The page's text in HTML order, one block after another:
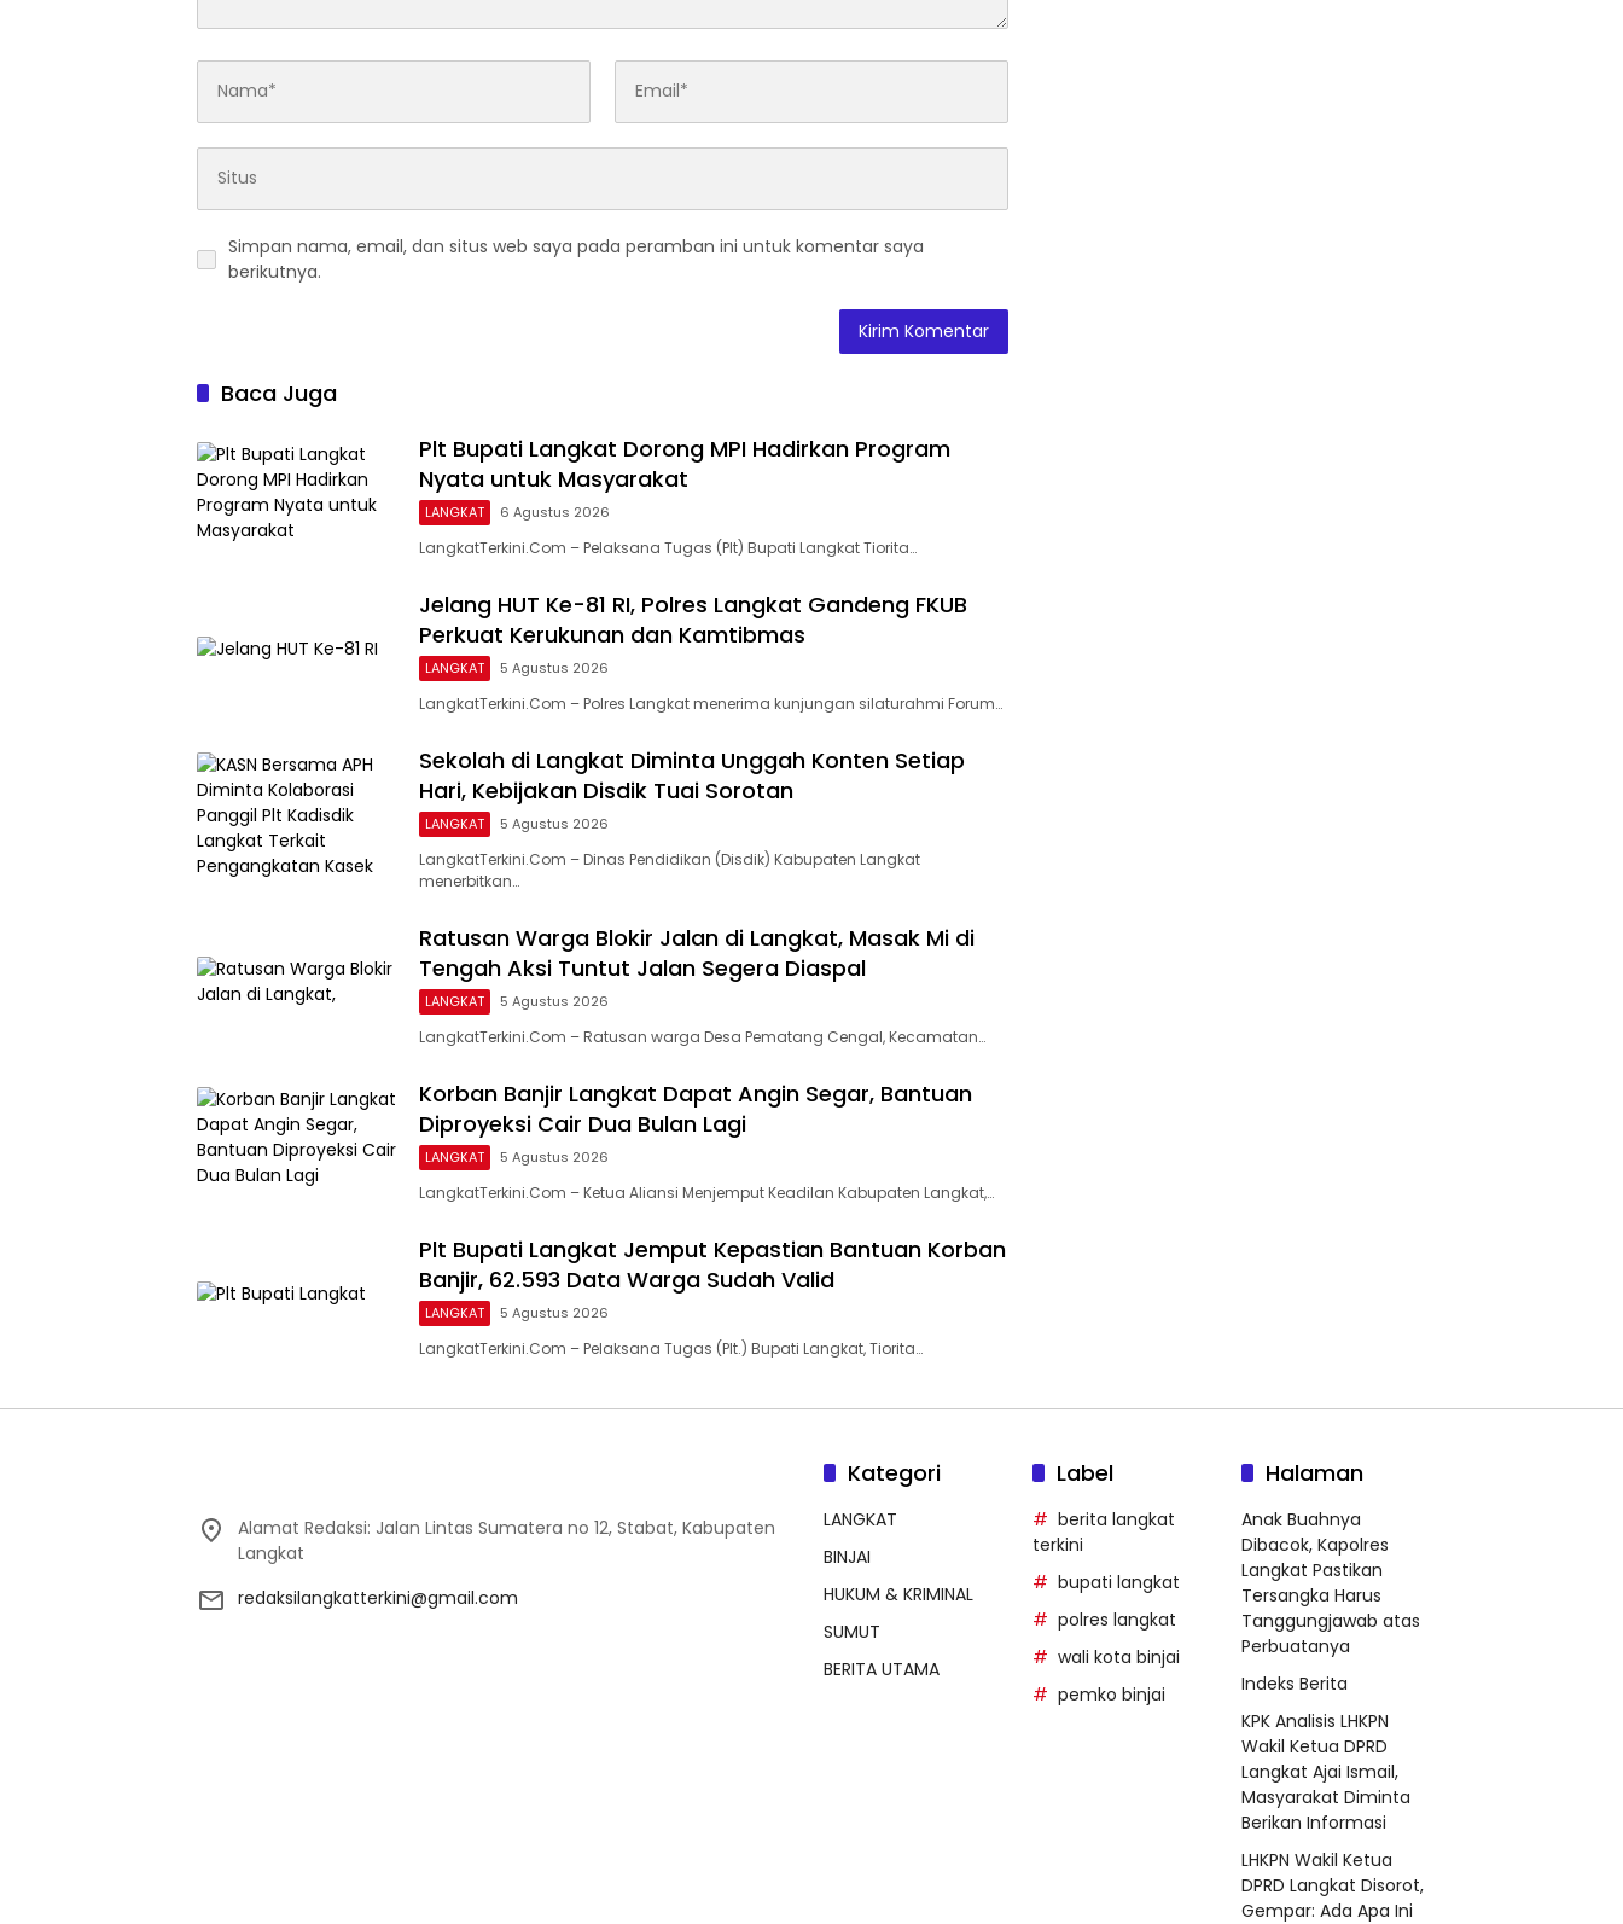
Simpan nama, email, dan situs web saya pada peramban ini untuk komentar saya
berikutnya.
Baca Juga
Plt Bupati Langkat Dorong MPI Hadirkan Program
Nyata untuk Masyarakat
LANGKAT 6 Agustus 2026
LangkatTerkini.Com – Pelaksana Tugas (Plt) Bupati Langkat Tiorita…
Jelang HUT Ke-81 RI, Polres Langkat Gandeng FKUB
Perkuat Kerukunan dan Kamtibmas
LANGKAT 5 Agustus 2026
LangkatTerkini.Com – Polres Langkat menerima kunjungan silaturahmi Forum…
Sekolah di Langkat Diminta Unggah Konten Setiap
Hari, Kebijakan Disdik Tuai Sorotan
LANGKAT 5 Agustus 2026
LangkatTerkini.Com – Dinas Pendidikan (Disdik) Kabupaten Langkat
menerbitkan…
Ratusan Warga Blokir Jalan di Langkat, Masak Mi di
Tengah Aksi Tuntut Jalan Segera Diaspal
LANGKAT 5 Agustus 2026
LangkatTerkini.Com – Ratusan warga Desa Pematang Cengal, Kecamatan…
Korban Banjir Langkat Dapat Angin Segar, Bantuan
Diproyeksi Cair Dua Bulan Lagi
LANGKAT 5 Agustus 2026
LangkatTerkini.Com – Ketua Aliansi Menjemput Keadilan Kabupaten Langkat,…
Plt Bupati Langkat Jemput Kepastian Bantuan Korban
Banjir, 62.593 Data Warga Sudah Valid
LANGKAT 5 Agustus 2026
LangkatTerkini.Com – Pelaksana Tugas (Plt.) Bupati Langkat, Tiorita…
Alamat Redaksi: Jalan Lintas Sumatera no 12, Stabat, Kabupaten
Langkat
redaksilangkatterkini@gmail.com
Kategori
LANGKAT
BINJAI
HUKUM & KRIMINAL
SUMUT
BERITA UTAMA
Label
berita langkat
terkini
bupati langkat
polres langkat
wali kota binjai
pemko binjai
Halaman
Anak Buahnya
Dibacok, Kapolres
Langkat Pastikan
Tersangka Harus
Tanggungjawab atas
Perbuatanya
Indeks Berita
KPK Analisis LHKPN
Wakil Ketua DPRD
Langkat Ajai Ismail,
Masyarakat Diminta
Berikan Informasi
LHKPN Wakil Ketua
DPRD Langkat Disorot,
Gempar: Ada Apa Ini